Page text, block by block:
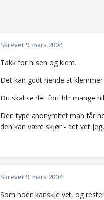
Skrevet9. mars 2004
Takk for hilsen og klem.
Det kan godt hende at
Du skal se det fort blir mange
Den type anonymitet man får
den kan være skjør - det vet
Skrevet9. mars 2004
Som noen kanskje vet, og